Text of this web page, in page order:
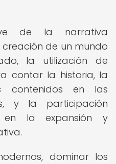
de la narrativa
de un mundo
la utilización de
contar la historia, la
contenidos en las
y la participación
la expansión y
dominar los